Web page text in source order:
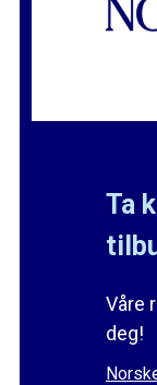
Ta
Våre
deg!